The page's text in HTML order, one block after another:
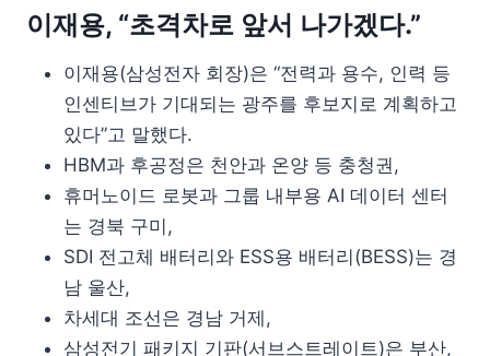
이재용, “초격차로 앞서 나가겠다.”
이재용(삼성전자 회장)은 “전력과 용수, 인력 등
인센티브가 기대되는 광주를 후보지로 계획하고
있다”고 말했다.
HBM과 후공정은 천안과 온양 등 충청권,
휴머노이드 로봇과 그룹 내부용 AI 데이터 센터
는 경북 구미,
SDI 전고체 배터리와 ESS용 배터리(BESS)는 경
남 울산,
차세대 조선은 경남 거제,
삼성전기 패키지 기판(서브스트레이트)은 부산,